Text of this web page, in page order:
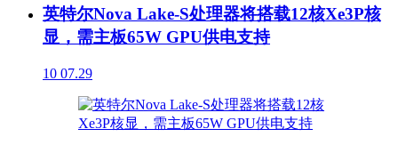
英特尔Nova Lake-S处理器将搭载12核Xe3P核
显，需主板65W GPU供电支持
10 07.29